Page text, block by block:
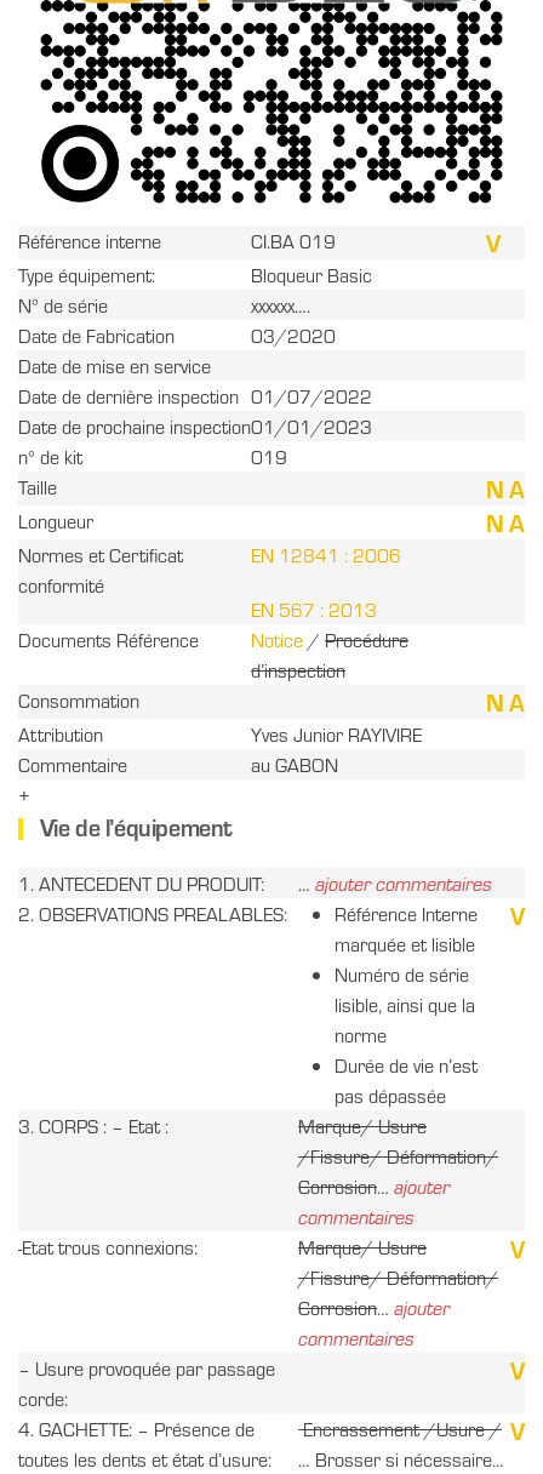
Référence interne CI.BA 019 V
Type équipement:
Bloqueur Basic
N° de série
xxxxxx….
Date de Fabrication
03/2020
Date de mise en service
Date de dernière inspection 01/07/2022
Date de prochaine inspection01/01/2023
n° de kit
019
Taille
N A
Longueur N A
Normes et Certificat
conformité
EN 12841 : 2006
EN 567 : 2013
Documents Référence
Notice / Procédure
d’inspection
Consommation
N A
Attribution
Yves Junior RAYIVIRE
Commentaire
au GABON
+
Vie de l’équipement
1. ANTECEDENT DU PRODUIT: … ajouter commentaires
2. OBSERVATIONS PREALABLES:
Référence Interne
marquée et lisible
Numéro de série
lisible, ainsi que la
norme
Durée de vie n’est
pas dépassée
V
3. CORPS : – Etat :
Marque/ Usure
/Fissure/ Déformation/
Corrosion… ajouter
commentaires
-Etat trous connexions:
Marque/ Usure
/Fissure/ Déformation/
Corrosion… ajouter
commentaires
V
– Usure provoquée par passage
corde:
V
4. GACHETTE: – Présence de
toutes les dents et état d’usure:
Encrassement /Usure /
… Brosser si nécessaire…
V